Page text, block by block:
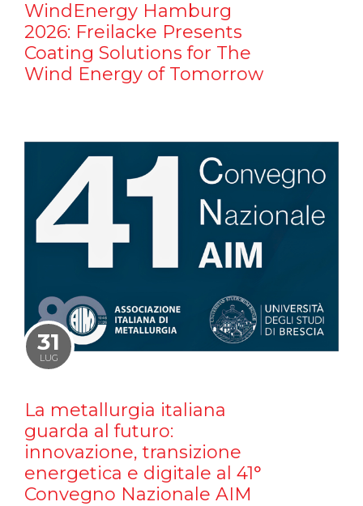
WindEnergy Hamburg
2026: Freilacke Presents
Coating Solutions for The
Wind Energy of Tomorrow
31
LUG
La metallurgia italiana
guarda al futuro:
innovazione, transizione
energetica e digitale al 41°
Convegno Nazionale AIM